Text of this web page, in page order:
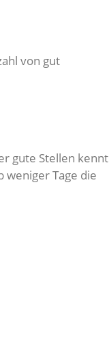
von gut
gute Stellen kennt
weniger Tage die